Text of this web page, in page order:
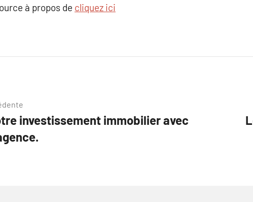
à propos de cliquez ici
investissement immobilier avec